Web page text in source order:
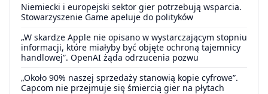
Niemiecki i europejski sektor gier potrzebują wsparcia.
Stowarzyszenie Game apeluje do polityków
„W skardze Apple nie opisano w wystarczającym stopniu
informacji, które miałyby być objęte ochroną tajemnicy
handlowej”. OpenAI żąda odrzucenia pozwu
„Około 90% naszej sprzedaży stanowią kopie cyfrowe”.
Capcom nie przejmuje się śmiercią gier na płytach